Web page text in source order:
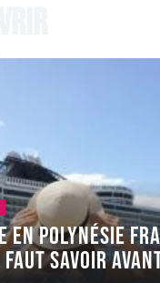
en Polynésie
faut savoir